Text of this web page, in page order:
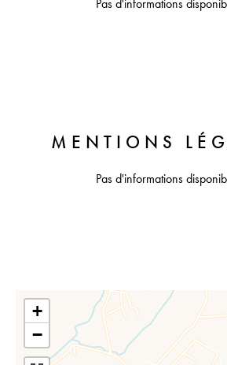
Pas d'informations
MENTIONS
Pas d'informations
+
−